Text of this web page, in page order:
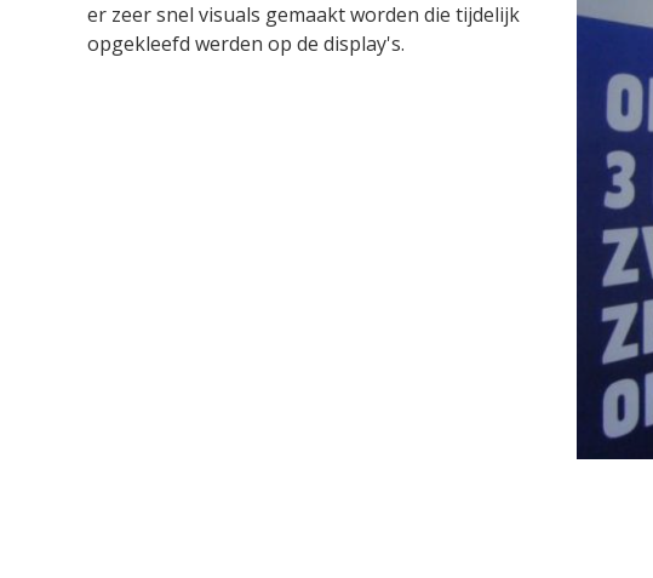
er zeer snel visuals gemaakt worden die tijdelijk
opgekleefd werden op de display's.